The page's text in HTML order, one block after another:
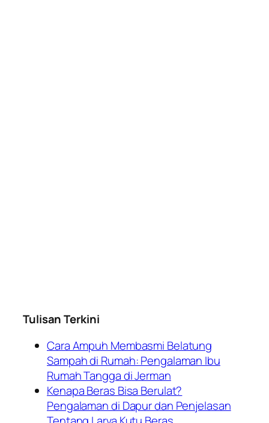
Tulisan Terkini
Cara Ampuh Membasmi Belatung
Sampah di Rumah: Pengalaman Ibu
Rumah Tangga di Jerman
Kenapa Beras Bisa Berulat?
Pengalaman di Dapur dan Penjelasan